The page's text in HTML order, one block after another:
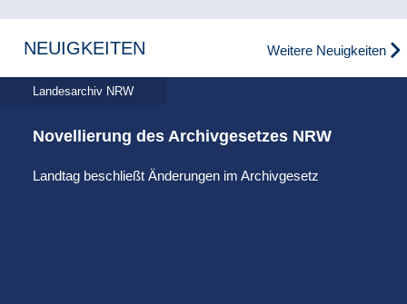
NEUIGKEITEN Weitere Neuigkeiten
Landesarchiv NRW
Novellierung des Archivgesetzes NRW
Landtag beschließt Änderungen im Archivgesetz